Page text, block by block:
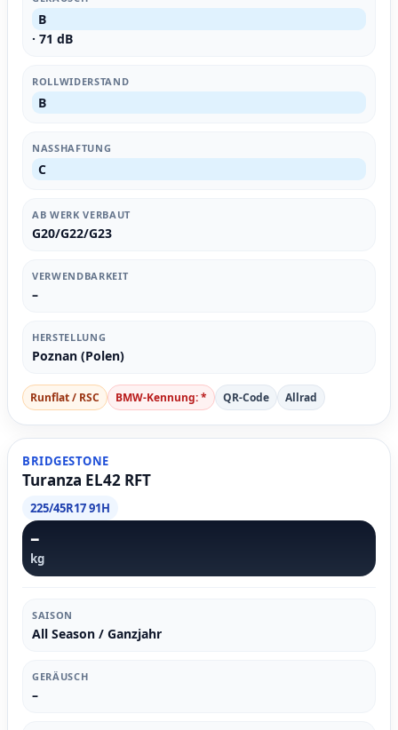
B
· 71 dB
ROLLWIDERSTAND
B
NASSHAFTUNG
C
AB WERK VERBAUT
G20/G22/G23
VERWENDBARKEIT
–
HERSTELLUNG
Poznan (Polen)
Runflat / RSC BMW-Kennung: * QR-Code Allrad
BRIDGESTONE
Turanza EL42 RFT
225/45R17 91H
–
kg
SAISON
All Season / Ganzjahr
GERÄUSCH
–